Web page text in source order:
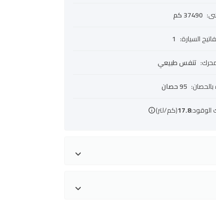
: 37490 كم
السيارة:
1
: تنفس طبيعي
بالحصان: 95 حصان
الوقود:17.8(كم/لتر)